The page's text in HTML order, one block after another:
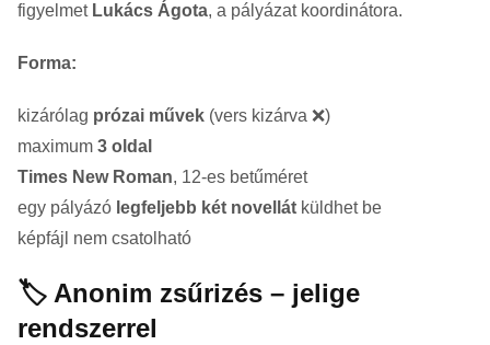
figyelmet Lukács Ágota, a pályázat koordinátora.
Forma:
kizárólag prózai művek (vers kizárva ❌)
maximum 3 oldal
Times New Roman, 12-es betűméret
egy pályázó legfeljebb két novellát küldhet be
képfájl nem csatolható
🏷️ Anonim zsűrizés – jelige
rendszerrel